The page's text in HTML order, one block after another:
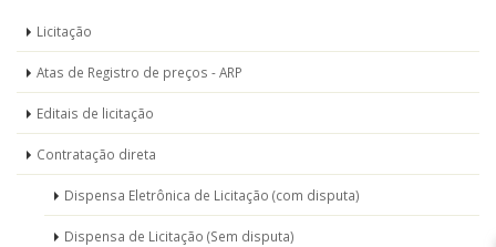
Menu
Licitações
Licitação
Atas de Registro de preços - ARP
Editais de licitação
Contratação direta
Dispensa Eletrônica de Licitação (com disputa)
Dispensa de Licitação (Sem disputa)